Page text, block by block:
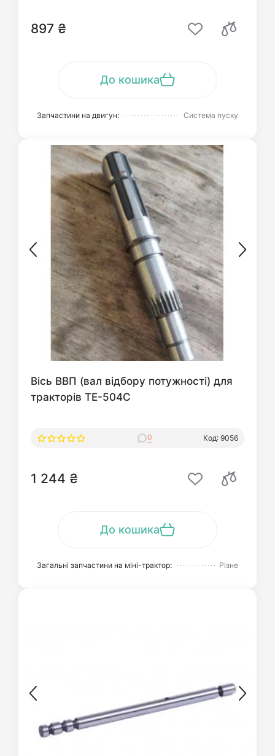
897 ₴
До кошика
Запчастини на двигун: Система пуску
Вісь ВВП (вал відбору потужності) для
тракторів ТЕ-504С
0 Код: 9056
1 244 ₴
До кошика
Загальні запчастини на міні-трактор: Різне